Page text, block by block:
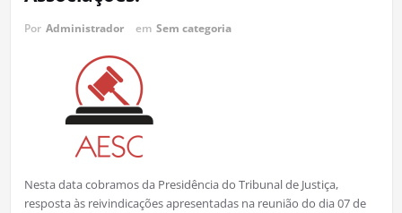
Por Administrador em Sem categoria
Nesta data cobramos da Presidência do Tribunal de Justiça,
resposta às reivindicações apresentadas na reunião do dia 07 de